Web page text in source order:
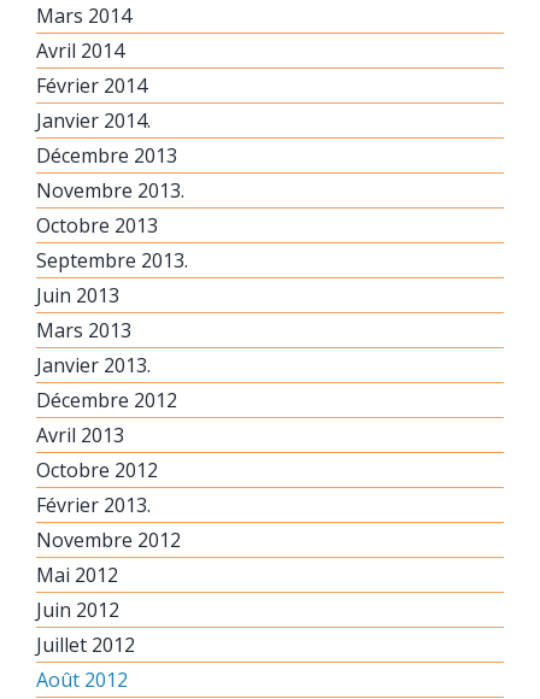
Mars 2014
Avril 2014
Février 2014
Janvier 2014.
Décembre 2013
Novembre 2013.
Octobre 2013
Septembre 2013.
Juin 2013
Mars 2013
Janvier 2013.
Décembre 2012
Avril 2013
Octobre 2012
Février 2013.
Novembre 2012
Mai 2012
Juin 2012
Juillet 2012
Août 2012